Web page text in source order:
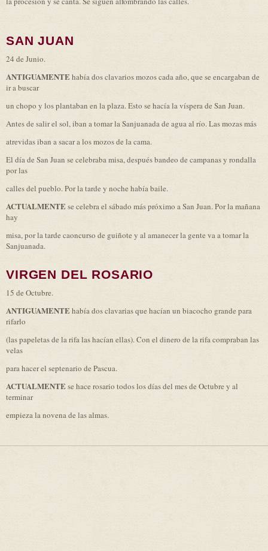
SAN JUAN
24 de Junio.
ANTIGUAMENTEhabía dos clavarios mozos cada año, que se encargaban de
ir a buscar
un chopo y los plantaban en la plaza. Esto se hacía la víspera de San Juan.
Antes de salir el sol, iban a tomar la Sanjuanada de agua al río. Las mozas más
atrevidas iban a sacar a los mozos de la cama.
El día de San Juan se celebraba misa, después bandeo de campanas y rondalla
por las
calles del pueblo. Por la tarde y noche había baile.
ACTUALMENTEse celebra el sábado más próximo a San Juan. Por la mañana
hay
misa, por la tarde caoncurso de guiñote y al amanecer la gente va a tomar la
Sanjuanada.
VIRGEN DEL ROSARIO
15 de Octubre.
ANTIGUAMENTEhabía dos clavarias que hacían un biacocho grande para
rifarlo
(las papeletas de la rifa las hacían ellas). Con el dinero de la rifa compraban las
velas
para hacer el septenario de Pascua.
ACTUALMENTEse hace rosario todos los días del mes de Octubre y al
terminar
empieza la novena de las almas.